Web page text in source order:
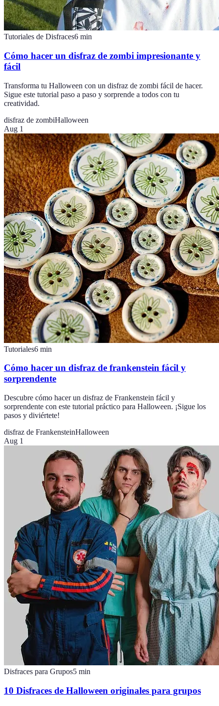
Tutoriales de Disfraces6 min
Cómo hacer un disfraz de zombi impresionante y
fácil
Transforma tu Halloween con un disfraz de zombi fácil de hacer.
Sigue este tutorial paso a paso y sorprende a todos con tu
creatividad.
disfraz de zombiHalloween
Aug 1
Tutoriales6 min
Cómo hacer un disfraz de frankenstein fácil y
sorprendente
Descubre cómo hacer un disfraz de Frankenstein fácil y
sorprendente con este tutorial práctico para Halloween. ¡Sigue los
pasos y diviértete!
disfraz de FrankensteinHalloween
Aug 1
Disfraces para Grupos5 min
10 Disfraces de Halloween originales para grupos